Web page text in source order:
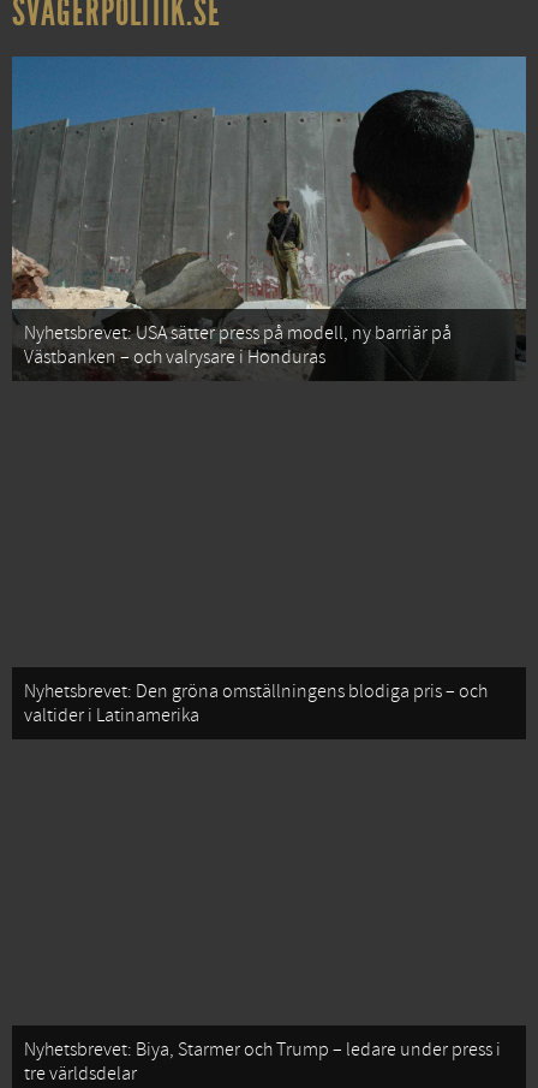
SVÅGERPOLITIK.SE
Nyhetsbrevet: USA sätter press på modell, ny barriär på
Västbanken – och valrysare i Honduras
Nyhetsbrevet: Den gröna omställningens blodiga pris – och
valtider i Latinamerika
Nyhetsbrevet: Biya, Starmer och Trump – ledare under press i
tre världsdelar